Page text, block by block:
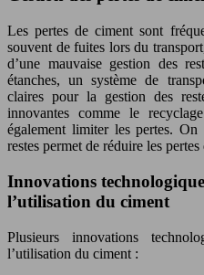
Les pertes de ciment sont
souvent de fuites lors du
d’une mauvaise gestion des
étanches, un système de
claires pour la gestion des
innovantes comme le
également limiter les pertes. On
restes permet de réduire les
Innovations
l’utilisation du ciment
Plusieurs innovations
l’utilisation du ciment :